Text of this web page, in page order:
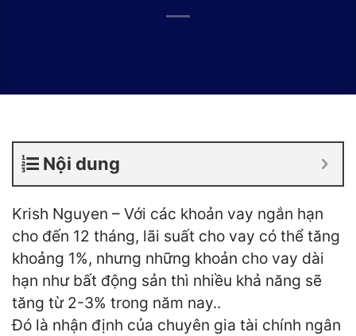
Nội dung
Krish Nguyen – Với các khoản vay ngắn hạn
cho đến 12 tháng, lãi suất cho vay có thể tăng
khoảng 1%, nhưng những khoản cho vay dài
hạn như bất động sản thì nhiều khả năng sẽ
tăng từ 2-3% trong năm nay..
Đó là nhận định của chuyên gia tài chính ngân